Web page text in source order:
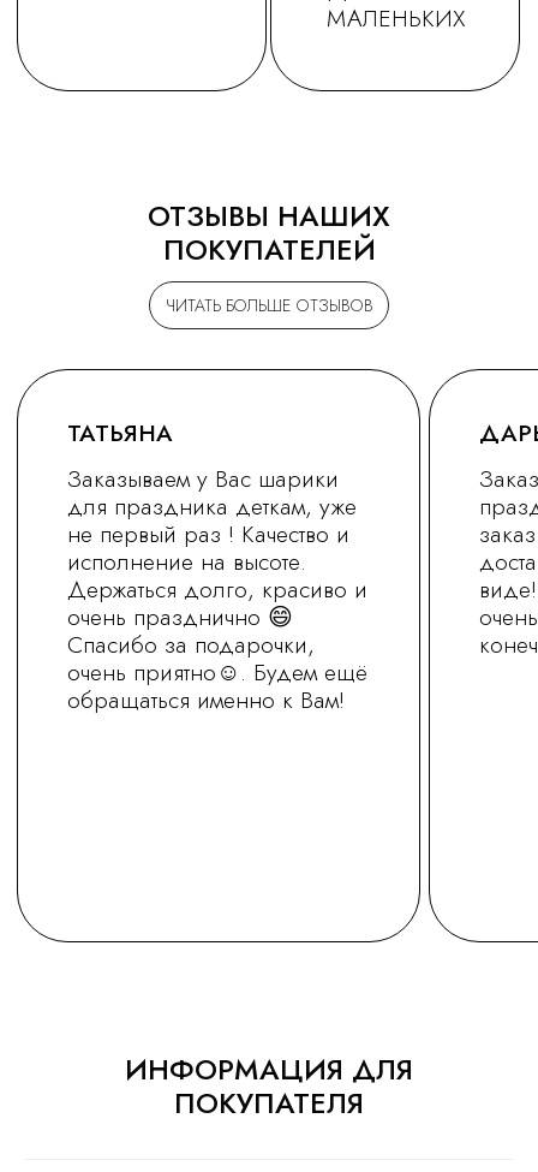
ЧИТАТЬ БОЛЬШЕ ОТЗЫВОВ
ОТЗЫВЫ НАШИХ
ПОКУПАТЕЛЕЙ
ИНФОРМАЦИЯ ДЛЯ
ПОКУПАТЕЛЯ
Сайт носит информационный характер
и не является офертой
vred01@list.ru
+7 (930) 255-77-11
Россия, г. Нижний Новгород,
ул. Невзоровых , д 111
Режим работы магазина